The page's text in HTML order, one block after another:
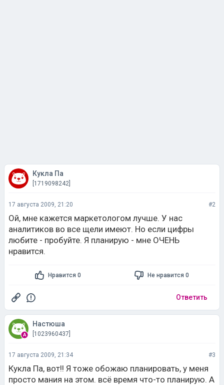
Кукла Па
[1719098242]
17 августа 2009, 21:20 #2
Ой, мне кажется маркетологом лучше. У нас
аналитиков во все щели имеют. Но если цифры
любите - пробуйте. Я планирую - мне ОЧЕНЬ
нравится.
Нравится 0 Не нравится 0
Ответить
Настюша
[1023960437]
17 августа 2009, 21:34 #3
Кукла Па, вот!! Я тоже обожаю планировать, у меня
просто мания на этом. всё время что-то планирую. А